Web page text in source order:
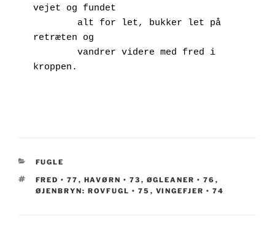
vejet og fundet
retræten og
kroppen.
KATEGORIER
FUGLE
TAGS
FRED • 77 , HAVØRN • 73 , ØGLEANER • 76 ,
ØJENBRYN: ROVFUGL • 75 , VINGEFJER • 74